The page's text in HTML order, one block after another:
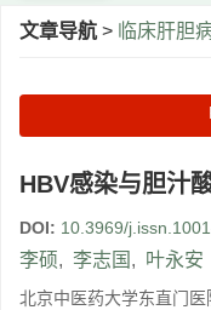
文章导航 > 临床肝胆
HBV感染与胆汁
DOI: 10.3969/
李硕, 李志国 , 叶永安
北京中医药大学东直门医